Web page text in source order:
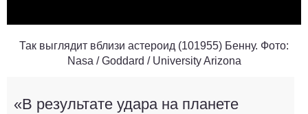
Так выглядит вблизи астероид (101955) Бенну. Фото:
Nasa / Goddard / University Arizona
«В результате удара на планете